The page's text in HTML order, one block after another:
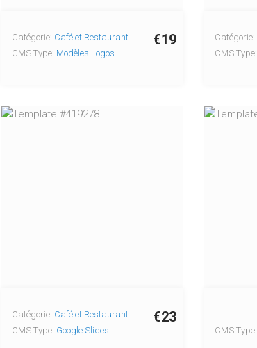
€19
Catégorie: Café et Restaurant
CMS Type: Modèles Logos
Catégorie:
CMS Type:
€23
Catégorie: Café et Restaurant
CMS Type: Google Slides CMS Type: